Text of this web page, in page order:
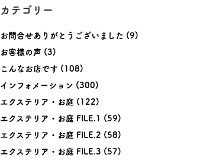
カテゴリー
お問合せありがとうございました (9)
お客様の声 (3)
こんなお店です (108)
インフォメーション (300)
エクステリア・お庭 (122)
エクステリア・お庭 FILE.1 (59)
エクステリア・お庭 FILE.2 (58)
エクステリア・お庭 FILE.3 (57)